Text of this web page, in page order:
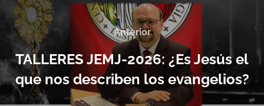
Anterior
TALLERES JEMJ-2026: ¿Es Jesús el
que nos describen los evangelios?